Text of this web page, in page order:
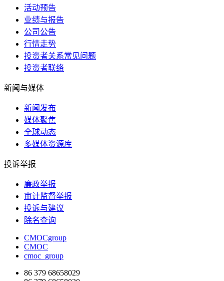
活动预告
业绩与报告
公司公告
行情走势
投资者关系常见问题
投资者联络
新闻与媒体
新闻发布
媒体聚焦
全球动态
多媒体资源库
投诉举报
廉政举报
审计监督举报
投诉与建议
除名查询
CMOCgroup
CMOC
cmoc_group
86 379 68658029